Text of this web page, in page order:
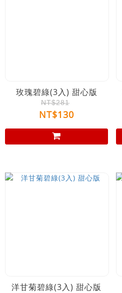
玫瑰碧綠(3入) 甜心版
NT$281
NT$130
洋甘菊碧綠(3入) 甜心版